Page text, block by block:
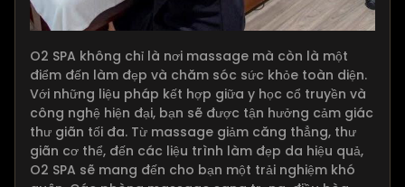
O2 SPA không chỉ là nơi massage mà còn là một
điểm đến làm đẹp và chăm sóc sức khỏe toàn diện.
Với những liệu pháp kết hợp giữa y học cổ truyền và
công nghệ hiện đại, bạn sẽ được tận hưởng cảm giác
thư giãn tối đa. Từ massage giảm căng thẳng, thư
giãn cơ thể, đến các liệu trình làm đẹp da hiệu quả,
O2 SPA sẽ mang đến cho bạn một trải nghiệm khó